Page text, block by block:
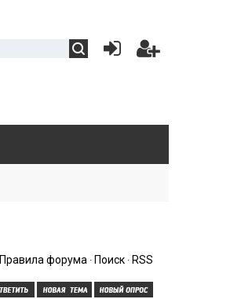
Правила форума · Поиск · RSS